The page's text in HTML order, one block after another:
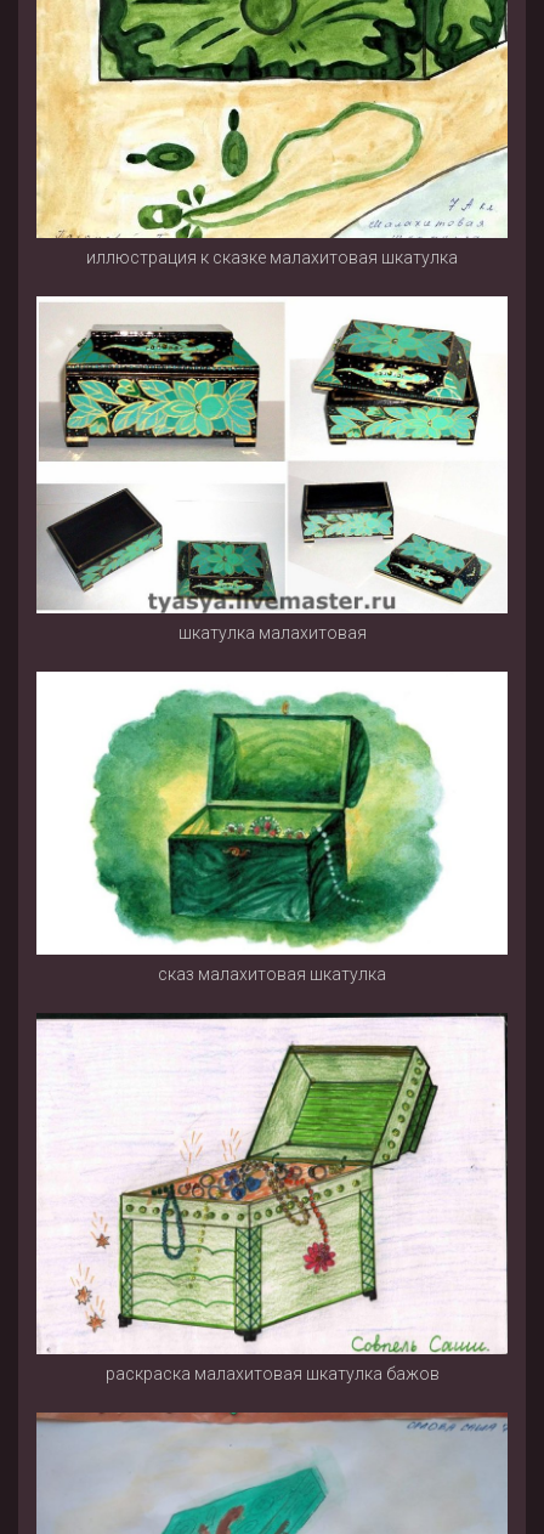
иллюстрация к сказке малахитовая шкатулка
шкатулка малахитовая
сказ малахитовая шкатулка
раскраска малахитовая шкатулка бажов